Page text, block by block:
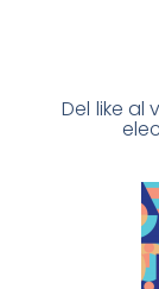
Del like